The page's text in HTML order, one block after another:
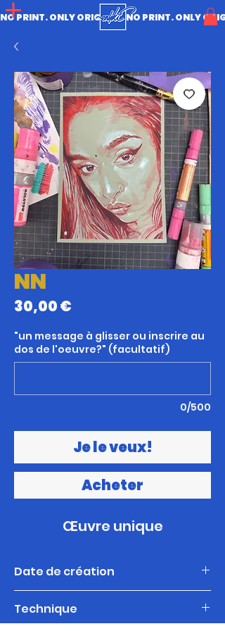
NO PRINT. ONLY ORIGINAL.
NN
30,00 €
"un message à glisser ou inscrire au
dos de l'oeuvre?" (facultatif)
0/500
Je le veux!
Acheter
Œuvre unique
Date de création
Technique